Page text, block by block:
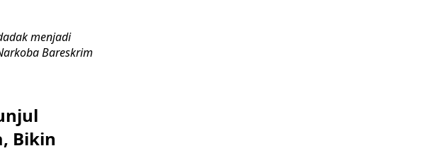
menjadi
Bareskrim
Bikin